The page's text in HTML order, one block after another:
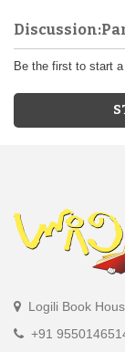
Be the first to start
Logili Book
+91